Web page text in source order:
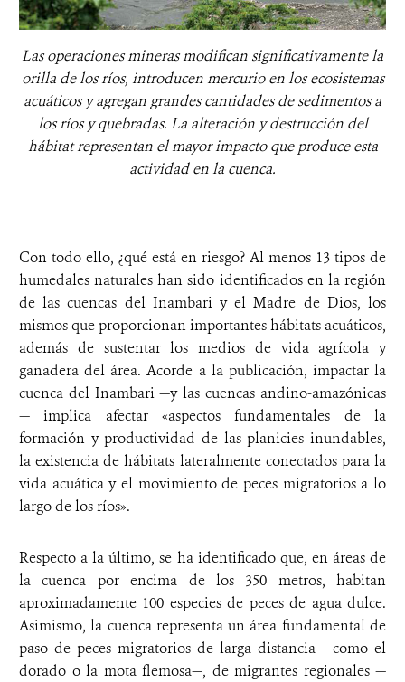
Las operaciones mineras modifican significativamente la
orilla de los ríos, introducen mercurio en los ecosistemas
acuáticos y agregan grandes cantidades de sedimentos a
los ríos y quebradas. La alteración y destrucción del
hábitat representan el mayor impacto que produce esta
actividad en la cuenca.
Con todo ello, ¿qué está en riesgo? Al menos 13 tipos de
humedales naturales han sido identificados en la región
de las cuencas del Inambari y el Madre de Dios, los
mismos que proporcionan importantes hábitats acuáticos,
además de sustentar los medios de vida agrícola y
ganadera del área. Acorde a la publicación, impactar la
cuenca del Inambari —y las cuencas andino-amazónicas
— implica afectar «aspectos fundamentales de la
formación y productividad de las planicies inundables,
la existencia de hábitats lateralmente conectados para la
vida acuática y el movimiento de peces migratorios a lo
largo de los ríos».
Respecto a la último, se ha identificado que, en áreas de
la cuenca por encima de los 350 metros, habitan
aproximadamente 100 especies de peces de agua dulce.
Asimismo, la cuenca representa un área fundamental de
paso de peces migratorios de larga distancia —como el
dorado o la mota flemosa—, de migrantes regionales —